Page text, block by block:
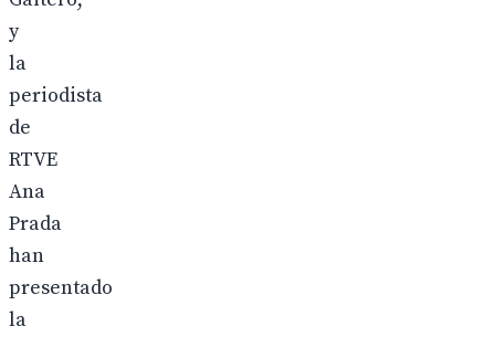
y
la
periodista
de
RTVE
Ana
Prada
han
presentado
la